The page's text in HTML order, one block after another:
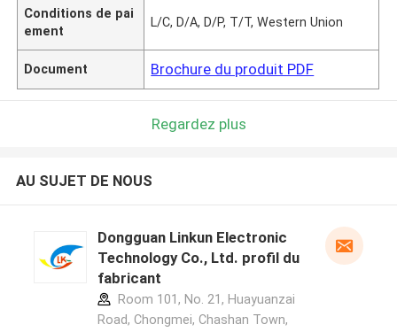
Conditions de pai
ement
L/C, D/A, D/P, T/T, Western Union
Document Brochure du produit PDF
Regardez plus
AU SUJET DE NOUS
Dongguan Linkun Electronic
Technology Co., Ltd. profil du
fabricant
Room 101, No. 21, Huayuanzai
Road, Chongmei, Chashan Town,